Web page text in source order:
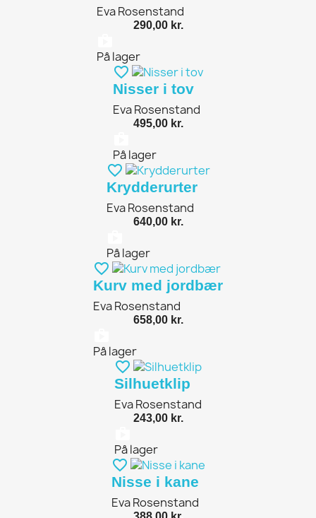
Eva Rosenstand
290,00 kr.
På lager
favorite_border
Nisser i tov
Eva Rosenstand
495,00 kr.
På lager
favorite_border
Krydderurter
Eva Rosenstand
640,00 kr.
På lager
favorite_border
Kurv med jordbær
Eva Rosenstand
658,00 kr.
På lager
favorite_border
Silhuetklip
Eva Rosenstand
243,00 kr.
På lager
favorite_border
Nisse i kane
Eva Rosenstand